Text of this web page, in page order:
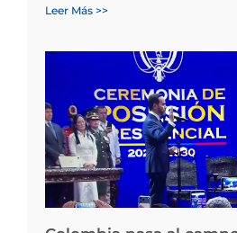
Leer Más >>